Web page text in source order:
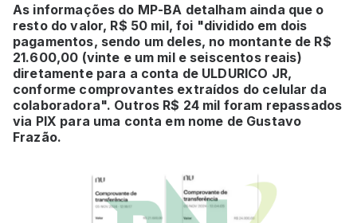
As informações do MP-BA detalham ainda que o
resto do valor, R$ 50 mil, foi "dividido em dois
pagamentos, sendo um deles, no montante de R$
21.600,00 (vinte e um mil e seiscentos reais)
diretamente para a conta de ULDURICO JR,
conforme comprovantes extraídos do celular da
colaboradora". Outros R$ 24 mil foram repassados
via PIX para uma conta em nome de Gustavo
Frazão.